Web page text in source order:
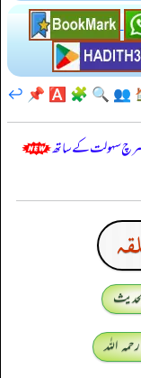
👥
🔍
🧩
🅰️
📌
↩️
سرچ سہولت کے ساتھ
اللہ